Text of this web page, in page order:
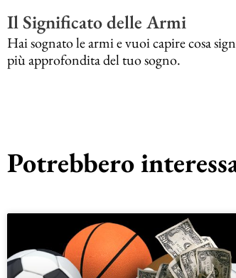
Il Significato delle Armi
Hai sognato le armi e vuoi capire cosa
più approfondita del tuo sogno.
Potrebbero